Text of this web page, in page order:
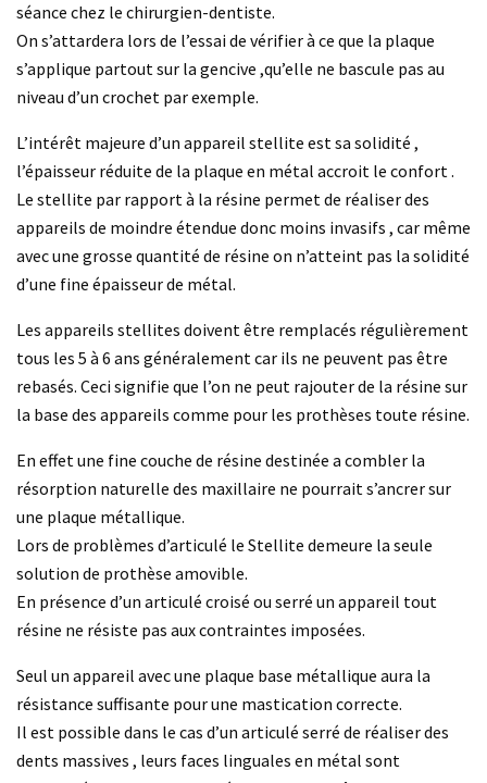
séance chez le chirurgien-dentiste.
On s’attardera lors de l’essai de vérifier à ce que la plaque
s’applique partout sur la gencive ,qu’elle ne bascule pas au
niveau d’un crochet par exemple.
L’intérêt majeure d’un appareil stellite est sa solidité ,
l’épaisseur réduite de la plaque en métal accroit le confort .
Le stellite par rapport à la résine permet de réaliser des
appareils de moindre étendue donc moins invasifs , car même
avec une grosse quantité de résine on n’atteint pas la solidité
d’une fine épaisseur de métal.
Les appareils stellites doivent être remplacés régulièrement
tous les 5 à 6 ans généralement car ils ne peuvent pas être
rebasés. Ceci signifie que l’on ne peut rajouter de la résine sur
la base des appareils comme pour les prothèses toute résine.
En effet une fine couche de résine destinée a combler la
résorption naturelle des maxillaire ne pourrait s’ancrer sur
une plaque métallique.
Lors de problèmes d’articulé le Stellite demeure la seule
solution de prothèse amovible.
En présence d’un articulé croisé ou serré un appareil tout
résine ne résiste pas aux contraintes imposées.
Seul un appareil avec une plaque base métallique aura la
résistance suffisante pour une mastication correcte.
Il est possible dans le cas d’un articulé serré de réaliser des
dents massives , leurs faces linguales en métal sont